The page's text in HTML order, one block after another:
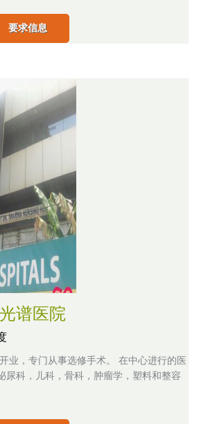
要求信息
谱医院
业，专门从事选修手术。 在中心进行的医
尿科，儿科，骨科，肿瘤学，塑料和整容